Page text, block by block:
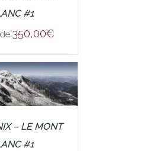
#1
350,00€
/
– LE MONT
#1